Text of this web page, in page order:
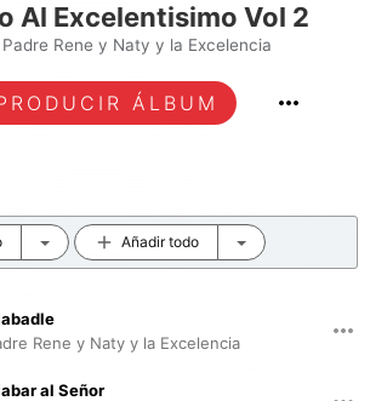
Al Excelentisimo Vol 2
Padre Rene y Naty y la Excelencia
ÁLBUM
Añadir todo
Rene y Naty y la Excelencia
al Señor